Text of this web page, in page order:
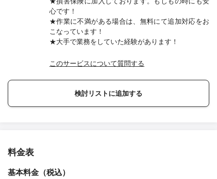
心です！
★作業に不満がある場合は、無料にて追加対応をお
こなっています！
★大手で業務をしていた経験があります！
このサービスについて質問する
検討リストに追加する
料金表
基本料金（税込）